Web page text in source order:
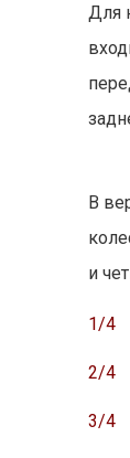
Для
В
и
1/4
2/4
3/4